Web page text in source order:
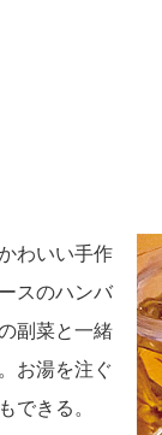
わいい手作
スのハンバ
副菜と一緒
お湯を注ぐ
きる。